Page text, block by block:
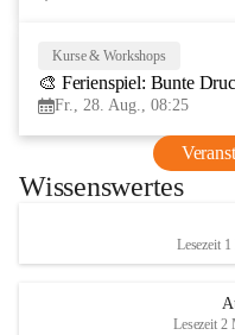
Kurse & Workshops
🎨 Ferienspiel: Bunte
Fr., 28. Aug., 08:25
Wissenswertes
Lesezeit
Lesezeit 2